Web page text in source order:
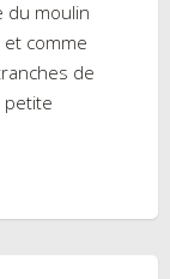
du moulin
et comme
de
petite